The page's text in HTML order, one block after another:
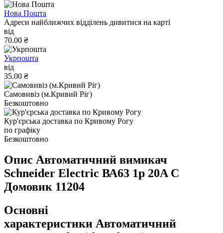
Нова Пошта
Адреси найближчих відділень дивитися на карті
від
70.00 ₴
Укрпошта
від
35.00 ₴
Самовивіз (м.Кривий Ріг)
Безкоштовно
Кур'єрська доставка по Кривому Рогу
по графіку
Безкоштовно
Опис Автоматичний вимикач
Schneider Electric ВА63 1р 20A C
Домовик 11204
Основні
характеристики Автоматичний